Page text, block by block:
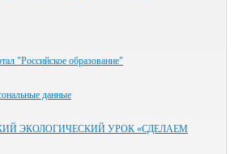
"Российское образование"
данные
ЭКОЛОГИЧЕСКИЙ УРОК «СДЕЛАЕМ